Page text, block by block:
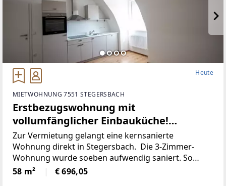
Heute
MIETWOHNUNG 7551 STEGERSBACH
Erstbezugswohnung mit
vollumfänglicher Einbauküche!
(Provisionsfrei)
Zur Vermietung gelangt eine kernsanierte
Wohnung direkt in Stegersbach. Die 3-Zimmer-
Wohnung wurde soeben aufwendig saniert. So
wurde unter anderem dieElektronik gänzlich
erneuert und für einen niedrigen
58 m² € 696,05